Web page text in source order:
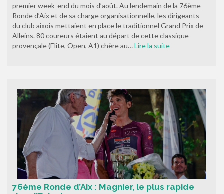
premier week-end du mois d’août. Au lendemain de la 76ème
Ronde d’Aix et de sa charge organisationnelle, les dirigeants
du club aixois mettaient en place le traditionnel Grand Prix de
Alleins. 80 coureurs étaient au départ de cette classique
provençale (Elite, Open, A1) chère au…Lire la suite
76ème Ronde d’Aix : Magnier, le plus rapide